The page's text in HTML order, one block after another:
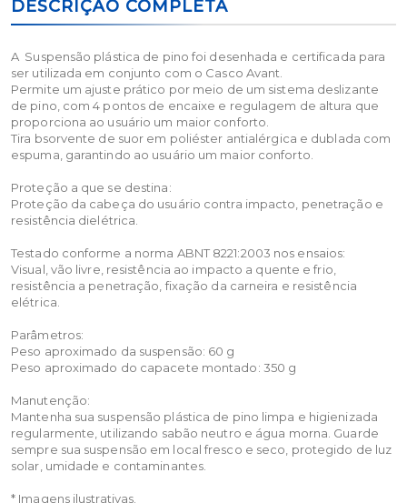
DESCRIÇÃO COMPLETA
A Suspensão plástica de pino foi desenhada e certificada para
ser utilizada em conjunto com o Casco Avant.
Permite um ajuste prático por meio de um sistema deslizante
de pino, com 4 pontos de encaixe e regulagem de altura que
proporciona ao usuário um maior conforto.
Tira bsorvente de suor em poliéster antialérgica e dublada com
espuma, garantindo ao usuário um maior conforto.
Proteção a que se destina:
Proteção da cabeça do usuário contra impacto, penetração e
resistência dielétrica.
Testado conforme a norma ABNT 8221:2003 nos ensaios:
Visual, vão livre, resistência ao impacto a quente e frio,
resistência a penetração, fixação da carneira e resistência
elétrica.
Parâmetros:
Peso aproximado da suspensão: 60 g
Peso aproximado do capacete montado: 350 g
Manutenção:
Mantenha sua suspensão plástica de pino limpa e higienizada
regularmente, utilizando sabão neutro e água morna. Guarde
sempre sua suspensão em local fresco e seco, protegido de luz
solar, umidade e contaminantes.
* Imagens ilustrativas.